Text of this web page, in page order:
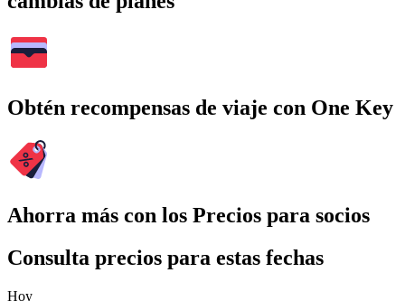
Obtén recompensas de viaje con One Key
Ahorra más con los Precios para socios
Consulta precios para estas fechas
Hoy